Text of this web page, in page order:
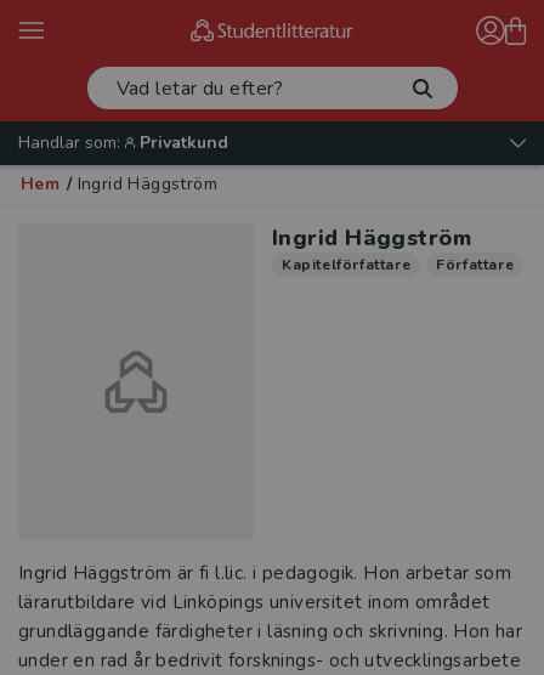
Handlar som:
Privatkund
Hem / Ingrid Häggström
Ingrid Häggström
Kapitelförfattare Författare
Ingrid Häggström är fi l.lic. i pedagogik. Hon arbetar som
lärarutbildare vid Linköpings universitet inom området
grundläggande färdigheter i läsning och skrivning. Hon har
under en rad år bedrivit forsknings- och utvecklingsarbete